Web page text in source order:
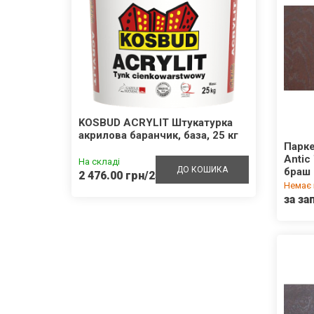
KOSBUD ACRYLIT Штукатурка
акрилова баранчик, база, 25 кг
На складі
2 476.00 грн/25кг ДО КОШИКА
кг
На
3
Antic
браш
Немає
за